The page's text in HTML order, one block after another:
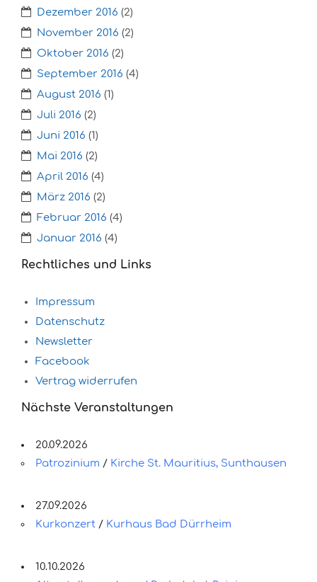
Dezember 2016 (2)
November 2016 (2)
Oktober 2016 (2)
September 2016 (4)
August 2016 (1)
Juli 2016 (2)
Juni 2016 (1)
Mai 2016 (2)
April 2016 (4)
März 2016 (2)
Februar 2016 (4)
Januar 2016 (4)
Rechtliches und Links
Impressum
Datenschutz
Newsletter
Facebook
Vertrag widerrufen
Nächste Veranstaltungen
20.09.2026
Patrozinium / Kirche St. Mauritius, Sunthausen
27.09.2026
Kurkonzert / Kurhaus Bad Dürrheim
10.10.2026